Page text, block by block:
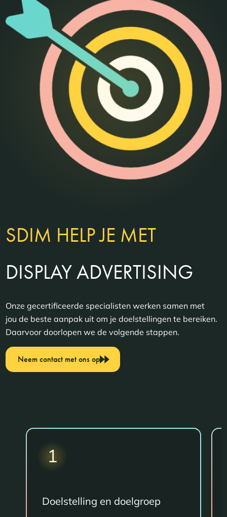
SDIM HELP JE MET
DISPLAY ADVERTISING
Onze gecertificeerde specialisten werken samen met
jou de beste aanpak uit om je doelstellingen te bereiken.
Daarvoor doorlopen we de volgende stappen.
Neem contact met ons op
1
Doelstelling en doelgroep